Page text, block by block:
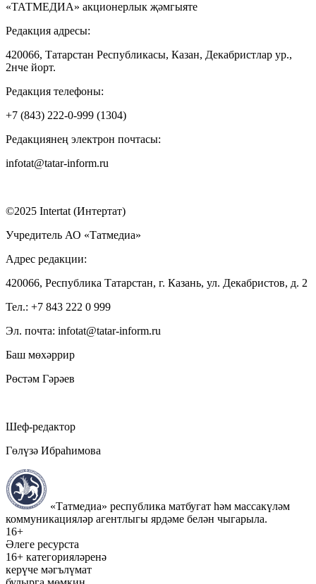
«ТАТМЕДИА» акционерлык җәмгыяте
Редакция адресы:
420066, Татарстан Республикасы, Казан, Декабристлар ур.,
2нче йорт.
Редакция телефоны:
+7 (843) 222-0-999 (1304)
Редакциянең электрон почтасы:
infotat@tatar-inform.ru
©2025 Intertat (Интертат)
Учредитель АО «Татмедиа»
Адрес редакции:
420066, Республика Татарстан, г. Казань, ул. Декабристов, д. 2
Тел.: +7 843 222 0 999
Эл. почта: infotat@tatar-inform.ru
Баш мөхәррир
Рөстәм Гәрәев
Шеф-редактор
Гөлүзә Ибраһимова
«Татмедиа» республика матбугат һәм массакүләм
коммуникацияләр агентлыгы ярдәме белән чыгарыла.
16+
Әлеге ресурста
16+ категорияләренә
керүче мәгълүмат